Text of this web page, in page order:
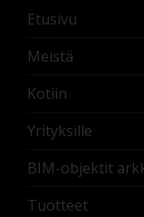
Etusivu
Meistä
Kotiin
Yrityksille
BIM-objektit
Tuotteet